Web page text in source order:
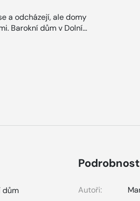
a odcházejí, ale domy
Barokní dům v Dolní...
dům
Autoři: